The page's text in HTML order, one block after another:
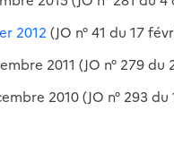
2012 (JO n° 41 du 17
2011 (JO n° 279 du
2010 (JO n° 293